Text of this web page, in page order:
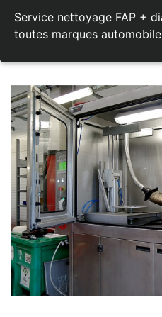
Service nettoyage FAP +
toutes marques automobile